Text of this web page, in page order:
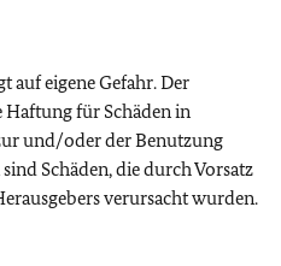
auf eigene Gefahr. Der
für Schäden in
und/oder der Benutzung
Schäden, die durch Vorsatz
verursacht wurden.